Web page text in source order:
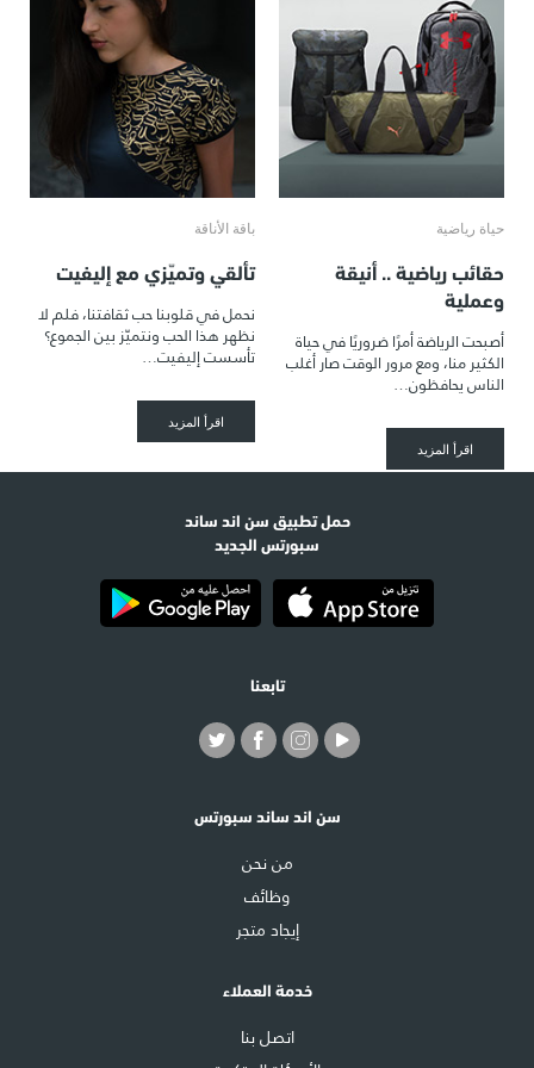
حياة رياضية
حقائب رياضية .. أنيقة
وعملية
أصبحت الرياضة أمرًا ضروريًا في حياة
الكثير منا، ومع مرور الوقت صار أغلب
الناس يحافظون…
اقرأ المزيد
باقة الأناقة
تألقي وتميّزي مع إليفيت
نحمل في قلوبنا حب ثقافتنا، فلم لا
نظهر هذا الحب ونتميّز بين الجموع؟
تأسست إليفيت…
اقرأ المزيد
حمل تطبيق سن اند ساند
سبورتس الجديد
تابعنا
سن اند ساند سبورتس
من نحن
وظائف
إيجاد متجر
خدمة العملاء
اتصل بنا